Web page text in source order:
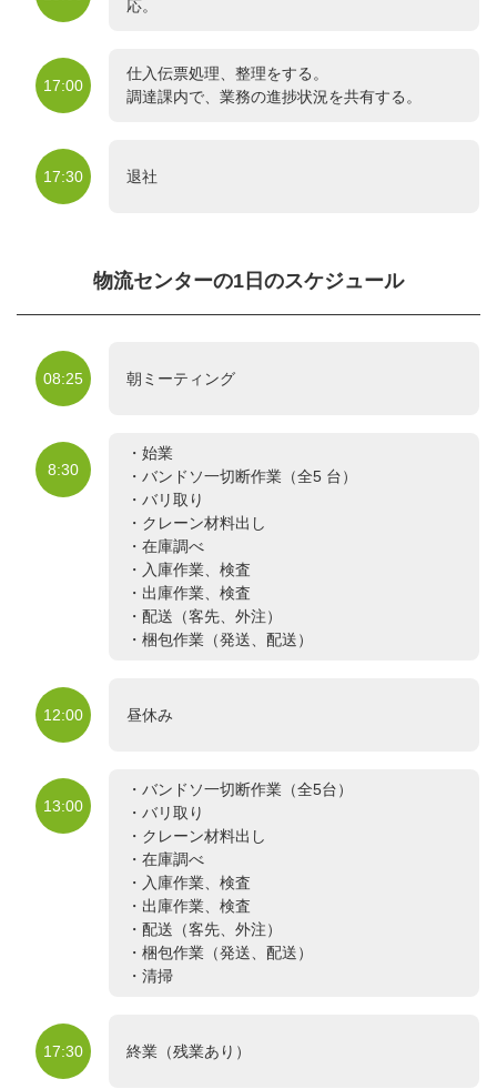
応。
17:00
仕入伝票処理、整理をする。
調達課内で、業務の進捗状況を共有する。
17:30 退社
物流センターの1日のスケジュール
08:25 朝ミーティング
8:30
・始業
・バンドソ一切断作業（全5 台）
・バリ取り
・クレーン材料出し
・在庫調べ
・入庫作業、検査
・出庫作業、検査
・配送（客先、外注）
・梱包作業（発送、配送）
12:00 昼休み
13:00
・バンドソ一切断作業（全5台）
・バリ取り
・クレーン材料出し
・在庫調べ
・入庫作業、検査
・出庫作業、検査
・配送（客先、外注）
・梱包作業（発送、配送）
・清掃
17:30 終業（残業あり）